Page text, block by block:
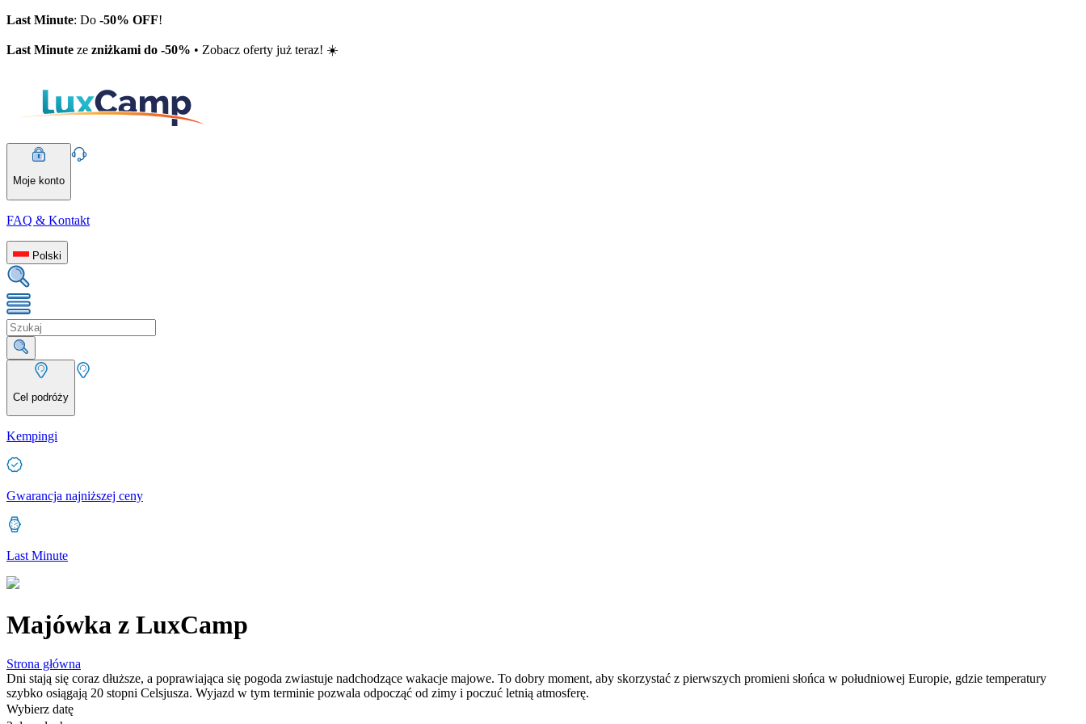
Last Minute: Do -50% OFF!
Last Minute ze zniżkami do -50% • Zobacz oferty już teraz! ☀️
Moje konto
FAQ & Kontakt
Polski
Cel podróży
Kempingi
Gwarancja najniższej ceny
Last Minute
Majówka z LuxCamp
Strona główna
Dni stają się coraz dłuższe, a poprawiająca się pogoda zwiastuje nadchodzące wakacje majowe. To dobry moment, aby skorzystać z pierwszych promieni słońca w południowej Europie, gdzie temperatury
szybko osiągają 20 stopni Celsjusza. Wyjazd w tym terminie pozwala odpocząć od zimy i poczuć letnią atmosferę.
Wybierz datę